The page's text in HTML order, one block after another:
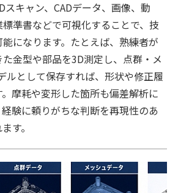
スキャン、CADデータ、画像、動
準書などで可視化することで、技
になります。たとえば、熟練者が
金型や部品を3D測定し、点群・メ
ルとして保存すれば、形状や修正履
摩耗や変形した箇所も偏差解析に
験に頼りがちな判断を再現性のあ
す。